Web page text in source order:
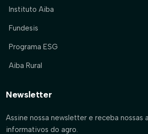
Instituto Aiba
Fundesis
Programa ESG
Aiba Rural
Newsletter
Assine nossa newsletter e receba nossas
informativos do agro.